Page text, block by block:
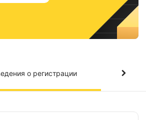
о регистрации